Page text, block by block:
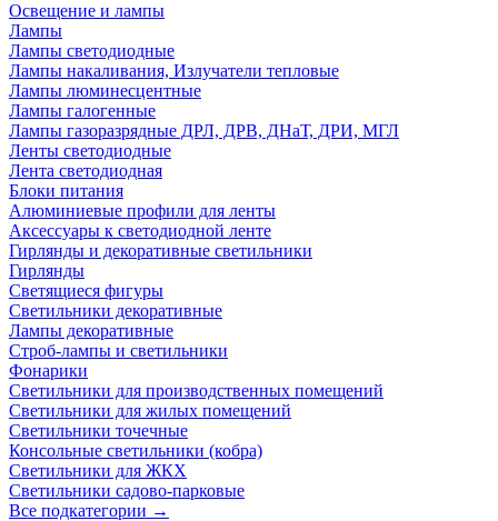
Освещение и лампы
Лампы
Лампы светодиодные
Лампы накаливания, Излучатели тепловые
Лампы люминесцентные
Лампы галогенные
Лампы газоразрядные ДРЛ, ДРВ, ДНаТ, ДРИ, МГЛ
Ленты светодиодные
Лента светодиодная
Блоки питания
Алюминиевые профили для ленты
Аксессуары к светодиодной ленте
Гирлянды и декоративные светильники
Гирлянды
Светящиеся фигуры
Светильники декоративные
Лампы декоративные
Строб-лампы и светильники
Фонарики
Светильники для производственных помещений
Светильники для жилых помещений
Светильники точечные
Консольные светильники (кобра)
Светильники для ЖКХ
Светильники садово-парковые
Все подкатегории →